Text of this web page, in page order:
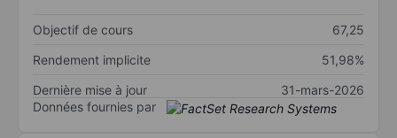
Objectif de cours
67,25
Rendement implicite
51,98%
Dernière mise à jour
31-mars-2026
Données fournies par